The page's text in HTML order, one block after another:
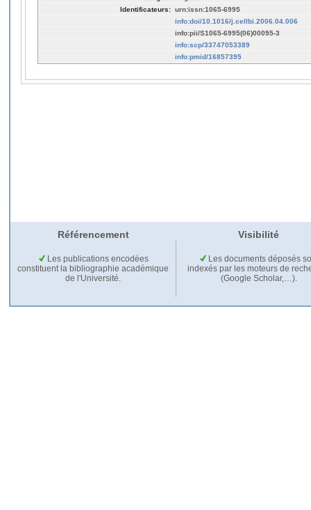
Identificateurs: urn:issn:1065-6995
info:doi/10.1016/j.cellbi.2006.04.006
info:pii/S1065-6995(06)00095-3
info:scp/33747053389
info:pmid/16857395
Référencement Visibilité
Les publications encodées
constituent la bibliographie académique
de l'Université.
Les documents déposés
indexés par les moteurs de
(Google Scholar,…).